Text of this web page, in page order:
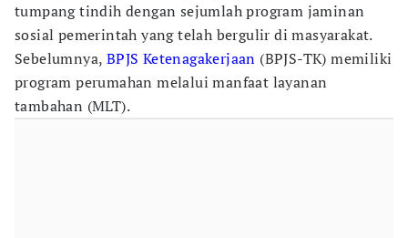
tumpang tindih dengan sejumlah program jaminan
sosial pemerintah yang telah bergulir di masyarakat.
Sebelumnya, BPJS Ketenagakerjaan (BPJS-TK) memiliki
program perumahan melalui manfaat layanan
tambahan (MLT).